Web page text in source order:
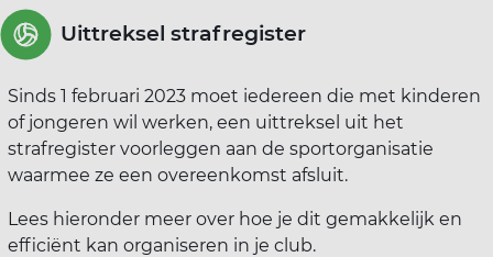
Uittreksel strafregister
Sinds 1 februari 2023 moet iedereen die met kinderen
of jongeren wil werken, een uittreksel uit het
strafregister voorleggen aan de sportorganisatie
waarmee ze een overeenkomst afsluit.
Lees hieronder meer over hoe je dit gemakkelijk en
efficiënt kan organiseren in je club.